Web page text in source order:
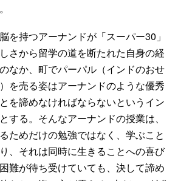
を持つアーナンドが「スーパー30」
さから留学の道を断たれた自身の経
なか、町でパーパル（インドのおせ
を売る姿はアーナンドのような優秀
を諦めなければならないというイン
する。そんなアーナンドの授業は、
ためだけの勉強ではなく、学ぶこと
、それは同時に生きることへの喜び
難が待ち受けていても、決して諦め